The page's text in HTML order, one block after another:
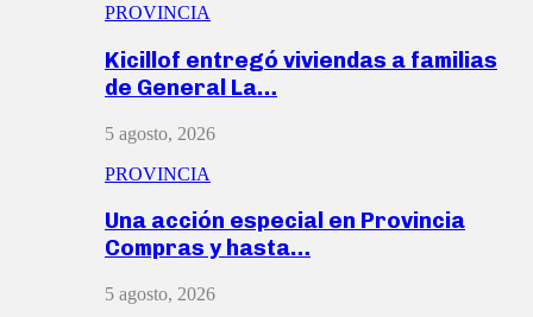
PROVINCIA
Kicillof entregó viviendas a familias
de General La…
5 agosto, 2026
PROVINCIA
Una acción especial en Provincia
Compras y hasta…
5 agosto, 2026